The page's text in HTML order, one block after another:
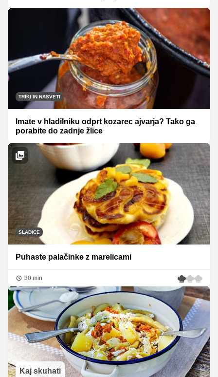
TRIKI IN NASVETI
Imate v hladilniku odprt kozarec ajvarja? Tako ga
porabite do zadnje žlice
SLADICE
Puhaste palačinke z marelicami
30 min
Kaj skuhati